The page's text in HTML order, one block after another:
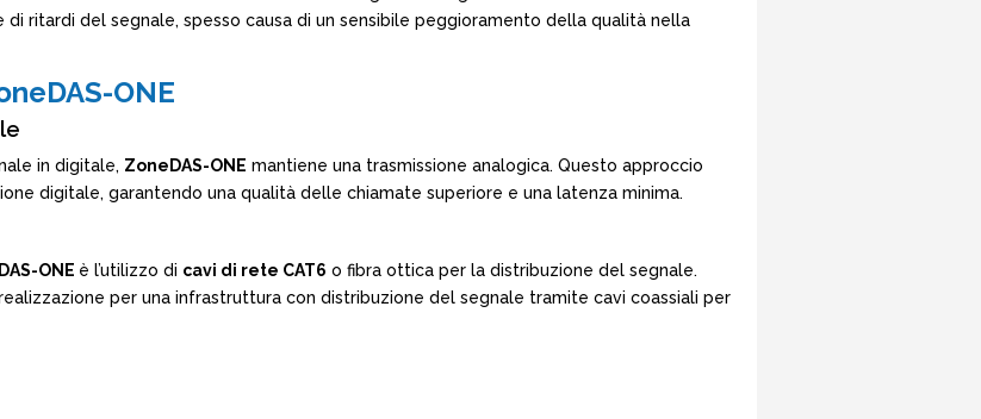
ritardi del segnale, spesso causa di un sensibile peggioramento della qualità nella
ONE
in digitale, ZoneDAS-ONE mantiene una trasmissione analogica. Questo approccio
digitale, garantendo una qualità delle chiamate superiore e una latenza minima.
ONE è l’utilizzo di cavi di rete CAT6 o fibra ottica per la distribuzione del segnale.
per una infrastruttura con distribuzione del segnale tramite cavi coassiali per